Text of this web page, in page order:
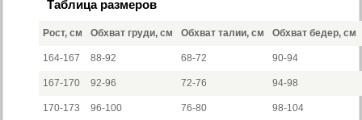
Таблица размеров
Рост, см Обхват груди, см Обхват талии, см Обхват бедер, см
164-167 88-92 68-72 90-94
167-170 92-96 72-76 94-98
170-173 96-100 76-80 98-104